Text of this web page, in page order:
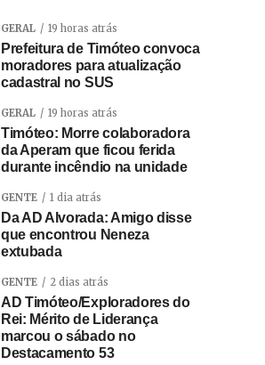
GERAL 19 horas atrás
Prefeitura de Timóteo convoca
moradores para atualização
cadastral no SUS
GERAL 19 horas atrás
Timóteo: Morre colaboradora
da Aperam que ficou ferida
durante incêndio na unidade
GENTE 1 dia atrás
Da AD Alvorada: Amigo disse
que encontrou Neneza
extubada
GENTE 2 dias atrás
AD Timóteo/Exploradores do
Rei: Mérito de Liderança
marcou o sábado no
Destacamento 53